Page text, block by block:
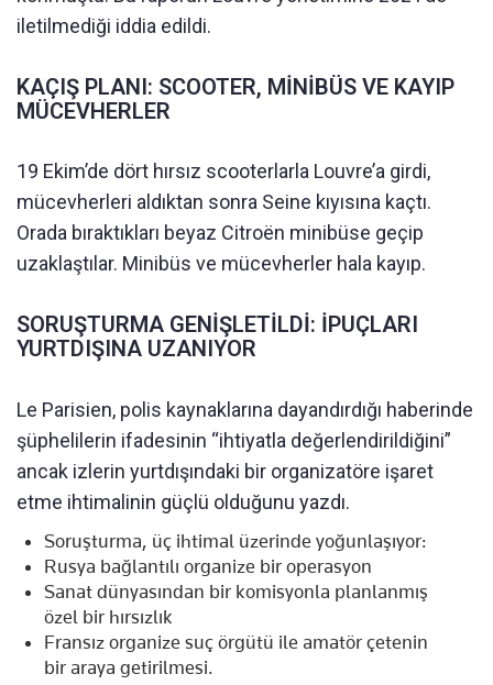
iletilmediği iddia edildi.
KAÇIŞ PLANI: SCOOTER, MİNİBÜS VE KAYIP
MÜCEVHERLER
19 Ekim’de dört hırsız scooterlarla Louvre’a girdi,
mücevherleri aldıktan sonra Seine kıyısına kaçtı.
Orada bıraktıkları beyaz Citroën minibüse geçip
uzaklaştılar. Minibüs ve mücevherler hala kayıp.
SORUŞTURMA GENİŞLETİLDİ: İPUÇLARI
YURTDIŞINA UZANIYOR
Le Parisien, polis kaynaklarına dayandırdığı haberinde
şüphelilerin ifadesinin “ihtiyatla değerlendirildiğini”
ancak izlerin yurtdışındaki bir organizatöre işaret
etme ihtimalinin güçlü olduğunu yazdı.
Soruşturma, üç ihtimal üzerinde yoğunlaşıyor:
Rusya bağlantılı organize bir operasyon
Sanat dünyasından bir komisyonla planlanmış
özel bir hırsızlık
Fransız organize suç örgütü ile amatör çetenin
bir araya getirilmesi.